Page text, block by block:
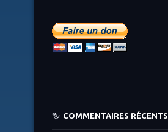
COMMENTAIRES RÉCENTS